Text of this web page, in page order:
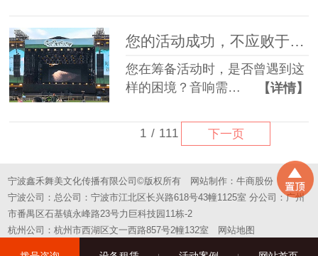
您的活动成功，不应败于“拼凑”的舞台——选择一站式，选择省心
您在筹备活动时，是否曾遇到这
样的困境？音响需…
【详情】
1 / 111 下一页
宁波鑫禾舞美文化传播有限公司©版权所有 网站制作：牛商股份
宁波公司：总公司：宁波市江北区长兴路618号43幢1125室 分公司：广州
市番禺区石基镇永峰路23号力巨科技园11栋-2
杭州公司：杭州市西湖区文一西路857号2幢132室
网站地图